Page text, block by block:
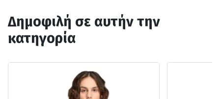
Δημοφιλή σε αυτήν την
κατηγορία